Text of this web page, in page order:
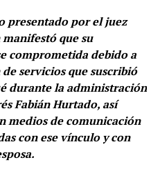
presentado por el juez
que su
comprometida debido a
servicios que suscribió
durante la administración
Fabián Hurtado, así
medios de comunicación
con ese vínculo y con